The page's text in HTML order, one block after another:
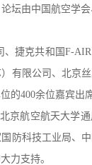
由中国航空学会
捷克共和国F-
有限公司、北京
的400余位嘉宾出
航空航天大学通
防科技工业局、
力支持。